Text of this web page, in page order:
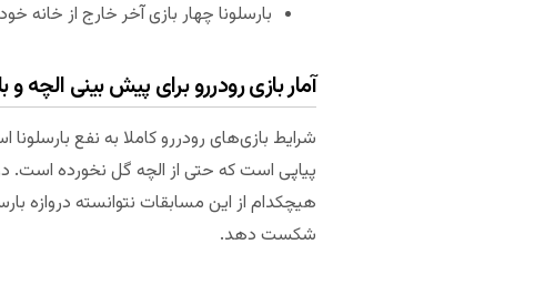
بارسلونا چهار بازی آخر خارج از خانه
آمار بازی رودررو برای پیش بینی الچه و
شرایط بازی‌های رودررو کاملا به نفع
پیاپی است که حتی از الچه گل نخورده است.
شکست دهد.